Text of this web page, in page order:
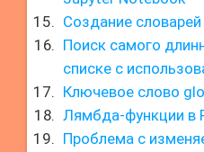
Создание
Поиск самого
списке с
Ключевое слово
Лямбда-функции в
Проблема с